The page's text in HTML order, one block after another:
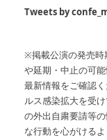
Tweets by
※掲載公演の発売時
や延期・中止の可
最新情報をご確認
ルス感染拡大を受
の外出自粛要請等
な行動を心がけるよ